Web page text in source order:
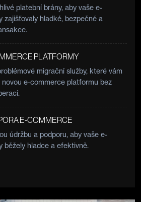
platební brány, aby vaše e-
zajišťovaly hladké, bezpečné a
PLATFORMY
migrační služby, které vám
novou e-commerce platformu bez
E-COMMERCE
údržbu a podporu, aby vaše e-
běžely hladce a efektivně.